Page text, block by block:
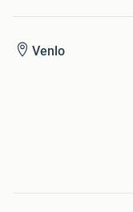
Venlo